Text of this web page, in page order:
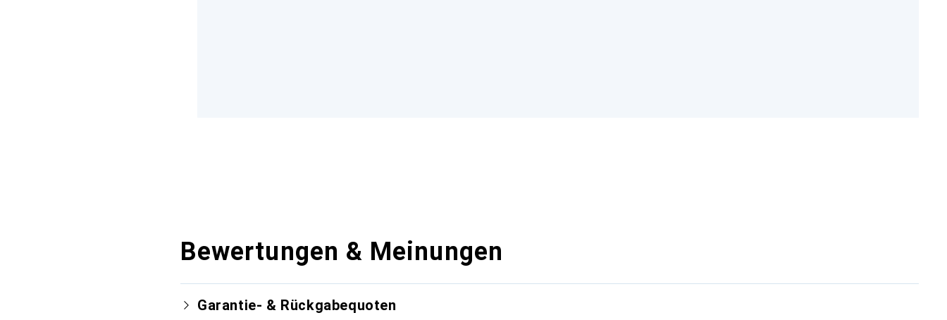
Bewertungen & Meinungen
Garantie- & Rückgabequoten